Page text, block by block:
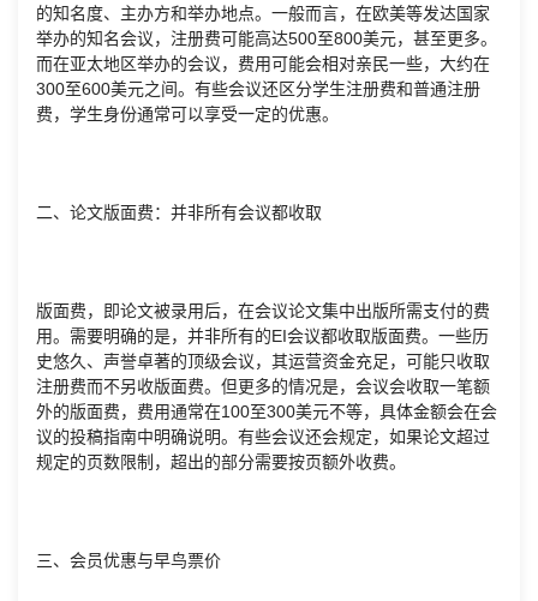
的知名度、主办方和举办地点。一般而言，在欧美等发达国家
举办的知名会议，注册费可能高达500至800美元，甚至更多。
而在亚太地区举办的会议，费用可能会相对亲民一些，大约在
300至600美元之间。有些会议还区分学生注册费和普通注册
费，学生身份通常可以享受一定的优惠。
二、论文版面费：并非所有会议都收取
版面费，即论文被录用后，在会议论文集中出版所需支付的费
用。需要明确的是，并非所有的EI会议都收取版面费。一些历
史悠久、声誉卓著的顶级会议，其运营资金充足，可能只收取
注册费而不另收版面费。但更多的情况是，会议会收取一笔额
外的版面费，费用通常在100至300美元不等，具体金额会在会
议的投稿指南中明确说明。有些会议还会规定，如果论文超过
规定的页数限制，超出的部分需要按页额外收费。
三、会员优惠与早鸟票价